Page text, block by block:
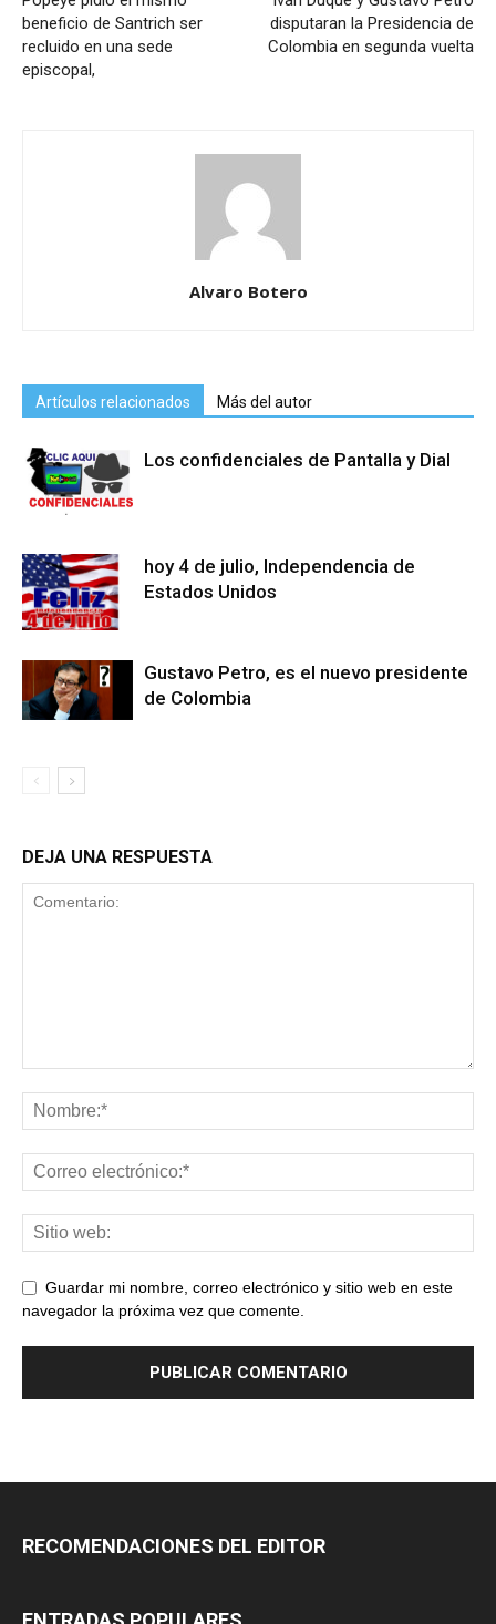
beneficio de Santrich ser
recluido en una sede
episcopal,
disputaran la Presidencia de
Colombia en segunda vuelta
Alvaro Botero
Artículos relacionados Más del autor
Los confidenciales de Pantalla y Dial
hoy 4 de julio, Independencia de
Estados Unidos
Gustavo Petro, es el nuevo presidente
de Colombia
DEJA UNA RESPUESTA
Guardar mi nombre, correo electrónico y sitio web en este
navegador la próxima vez que comente.
RECOMENDACIONES DEL EDITOR